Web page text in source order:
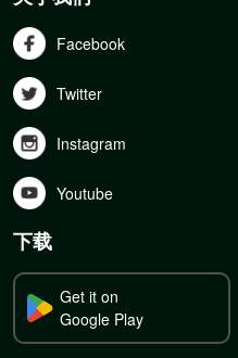
Facebook
Twitter
Instagram
Youtube
下载
Get it on
Google Play